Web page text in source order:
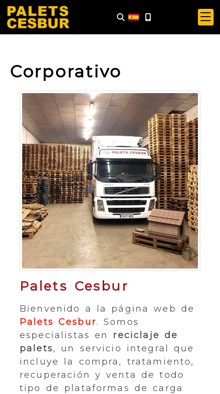
Corporativo
Palets Cesbur
Bienvenido a la página web de
Palets Cesbur. Somos
especialistas en reciclaje de
palets, un servicio integral que
incluye la compra, tratamiento,
recuperación y venta de todo
tipo de plataformas de carga